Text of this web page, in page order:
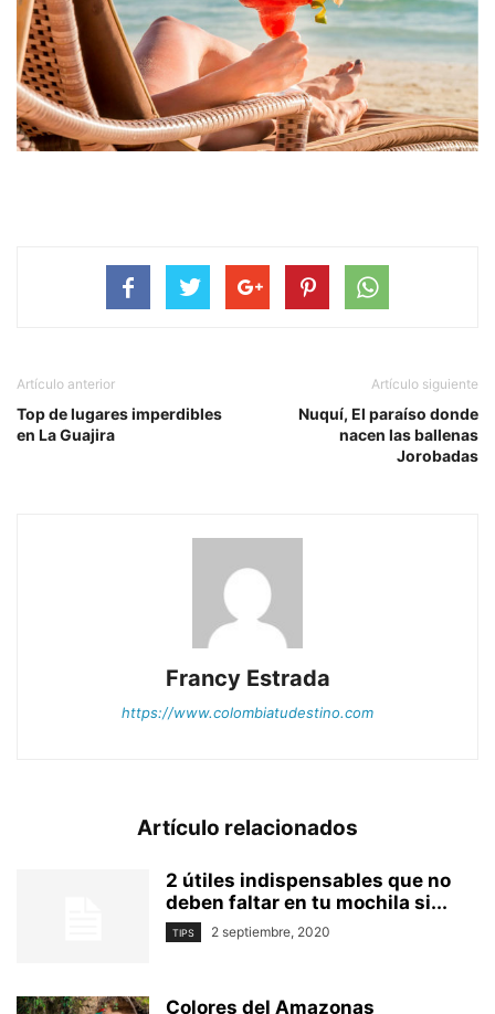
Artículo anterior
Top de lugares imperdibles
en La Guajira
Artículo siguiente
Nuquí, El paraíso donde
nacen las ballenas
Jorobadas
Francy Estrada
https://www.colombiatudestino.com
Artículo relacionados
2 útiles indispensables que no
deben faltar en tu mochila si...
TIPS 2 septiembre, 2020
Colores del Amazonas